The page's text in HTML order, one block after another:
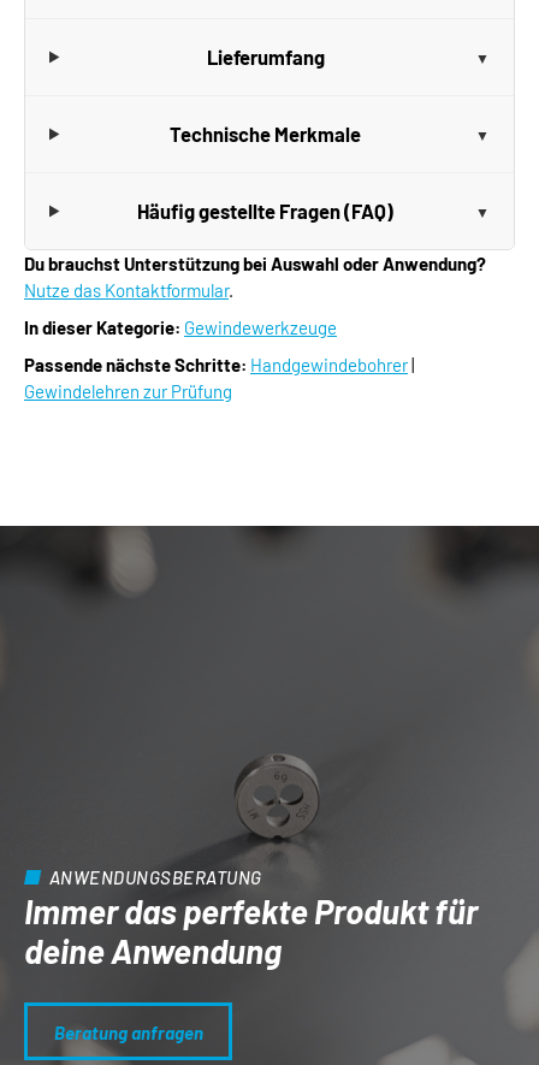
Lieferumfang
Technische Merkmale
Häufig gestellte Fragen (FAQ)
Du brauchst Unterstützung bei Auswahl oder Anwendung?
Nutze das Kontaktformular.
In dieser Kategorie: Gewindewerkzeuge
Passende nächste Schritte: Handgewindebohrer|
Gewindelehren zur Prüfung
ANWENDUNGSBERATUNG
Immer das perfekte Produkt für
deine Anwendung
Beratung anfragen